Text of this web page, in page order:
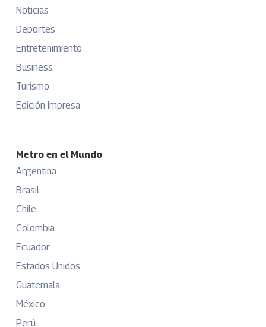
Noticias
Deportes
Entretenimiento
Business
Turismo
Edición Impresa
Metro en el Mundo
Argentina
Brasil
Chile
Colombia
Ecuador
Estados Unidos
Guatemala
México
Perú